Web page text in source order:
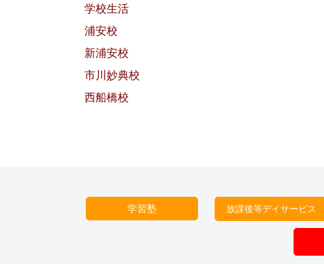
学校生活
浦安校
新浦安校
市川妙典校
西船橋校
学習塾 放課後等デイサービス